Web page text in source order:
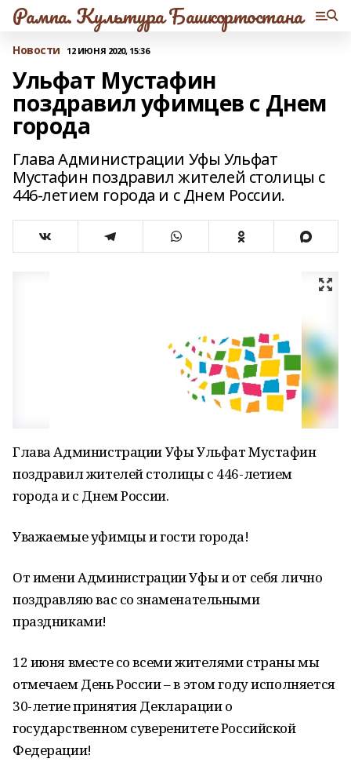
Рампа. Культура Башкортостана
Новости 12 ИЮНЯ 2020, 15:36
Ульфат Мустафин
поздравил уфимцев с Днем
города
Глава Администрации Уфы Ульфат
Мустафин поздравил жителей столицы с
446-летием города и с Днем России.
Глава Администрации Уфы Ульфат Мустафин
поздравил жителей столицы с 446-летием
города и с Днем России.
Уважаемые уфимцы и гости города!
От имени Администрации Уфы и от себя лично
поздравляю вас со знаменательными
праздниками!
12 июня вместе со всеми жителями страны мы
отмечаем День России – в этом году исполняется
30-летие принятия Декларации о
государственном суверенитете Российской
Федерации!